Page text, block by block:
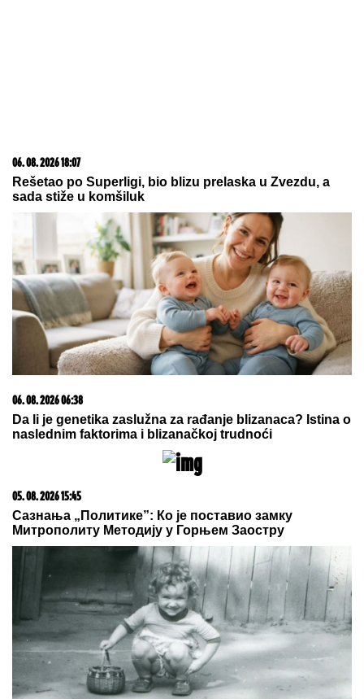
Letnje večeri u gradu više nisu rezervisane za vikend:
Zašto sve više ljudi bira večeru koja se spontano
pretvori u druženje